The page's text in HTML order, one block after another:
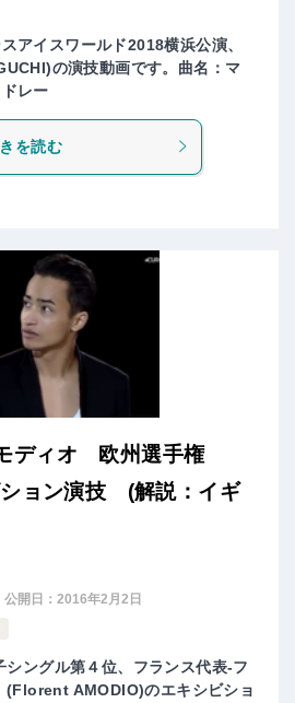
アイスワールド2018横浜公演、
の演技動画です。曲名：マ
レー
を読む
ディオ 欧州選手権
ョン演技 (解説：イギ
公開日： 2016年2月2日
ングル第４位、フランス代表-フ
(Florent AMODIO)のエキシビショ